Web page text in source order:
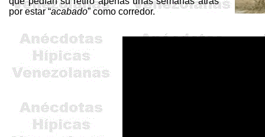
por estar “acabado” como corredor.